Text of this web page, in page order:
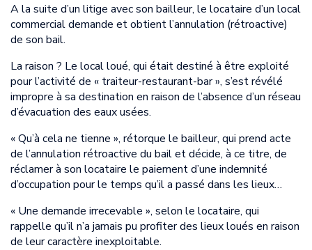
A la suite d’un litige avec son bailleur, le locataire d’un local
commercial demande et obtient l’annulation (rétroactive)
de son bail.
La raison ? Le local loué, qui était destiné à être exploité
pour l’activité de « traiteur-restaurant-bar », s’est révélé
impropre à sa destination en raison de l’absence d’un réseau
d’évacuation des eaux usées.
« Qu’à cela ne tienne », rétorque le bailleur, qui prend acte
de l’annulation rétroactive du bail et décide, à ce titre, de
réclamer à son locataire le paiement d’une indemnité
d’occupation pour le temps qu’il a passé dans les lieux…
« Une demande irrecevable », selon le locataire, qui
rappelle qu’il n’a jamais pu profiter des lieux loués en raison
de leur caractère inexploitable.